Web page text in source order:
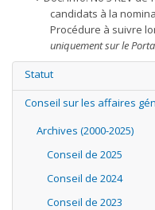
candidats à la
Procédure à suivre
uniquement sur le
Statut
Conseil sur les affaires
Archives (2000-2025)
Conseil de 2025
Conseil de 2024
Conseil de 2023